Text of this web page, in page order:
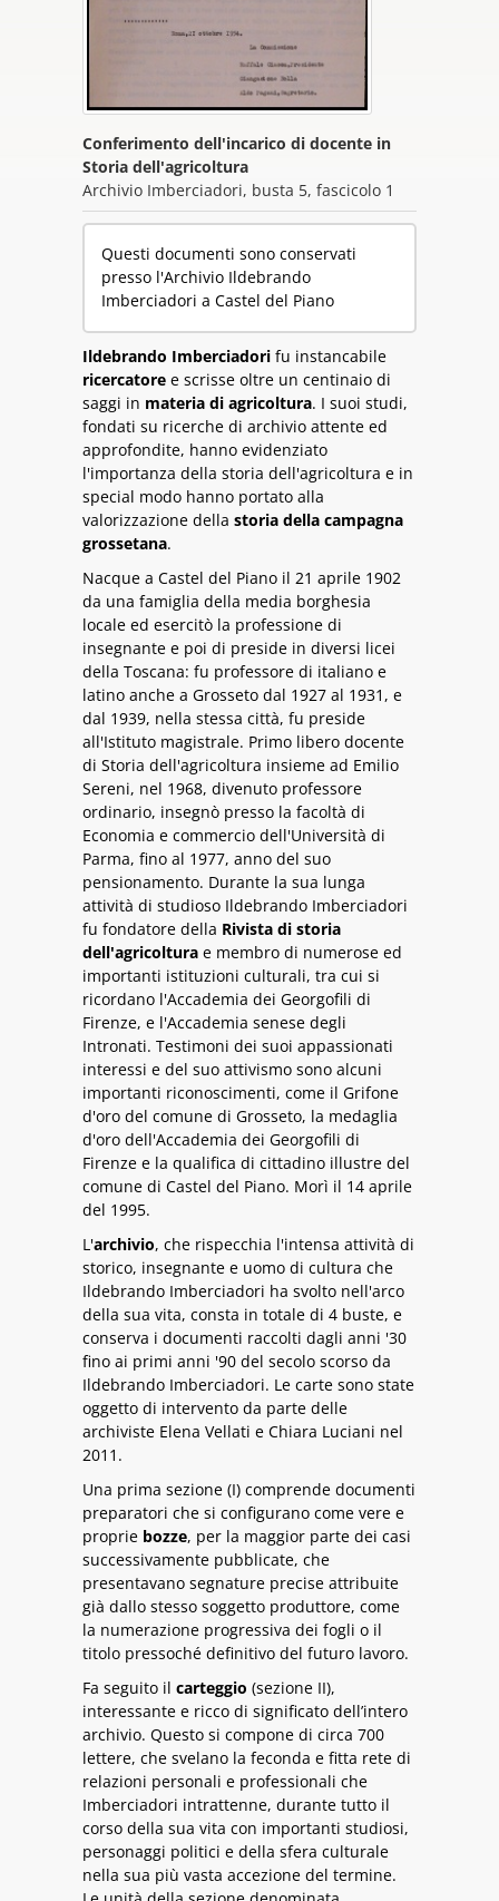
Conferimento dell'incarico di docente in
Storia dell'agricoltura
Archivio Imberciadori, busta 5, fascicolo 1
Questi documenti sono conservati
presso l'Archivio Ildebrando
Imberciadori a Castel del Piano
Ildebrando Imberciadori fu instancabile
ricercatore e scrisse oltre un centinaio di
saggi in materia di agricoltura. I suoi studi,
fondati su ricerche di archivio attente ed
approfondite, hanno evidenziato
l'importanza della storia dell'agricoltura e in
special modo hanno portato alla
valorizzazione della storia della campagna
grossetana.
Nacque a Castel del Piano il 21 aprile 1902
da una famiglia della media borghesia
locale ed esercitò la professione di
insegnante e poi di preside in diversi licei
della Toscana: fu professore di italiano e
latino anche a Grosseto dal 1927 al 1931, e
dal 1939, nella stessa città, fu preside
all'Istituto magistrale. Primo libero docente
di Storia dell'agricoltura insieme ad Emilio
Sereni, nel 1968, divenuto professore
ordinario, insegnò presso la facoltà di
Economia e commercio dell'Università di
Parma, fino al 1977, anno del suo
pensionamento. Durante la sua lunga
attività di studioso Ildebrando Imberciadori
fu fondatore della Rivista di storia
dell'agricoltura e membro di numerose ed
importanti istituzioni culturali, tra cui si
ricordano l'Accademia dei Georgofili di
Firenze, e l'Accademia senese degli
Intronati. Testimoni dei suoi appassionati
interessi e del suo attivismo sono alcuni
importanti riconoscimenti, come il Grifone
d'oro del comune di Grosseto, la medaglia
d'oro dell'Accademia dei Georgofili di
Firenze e la qualifica di cittadino illustre del
comune di Castel del Piano. Morì il 14 aprile
del 1995.
L'archivio, che rispecchia l'intensa attività di
storico, insegnante e uomo di cultura che
Ildebrando Imberciadori ha svolto nell'arco
della sua vita, consta in totale di 4 buste, e
conserva i documenti raccolti dagli anni '30
fino ai primi anni '90 del secolo scorso da
Ildebrando Imberciadori. Le carte sono state
oggetto di intervento da parte delle
archiviste Elena Vellati e Chiara Luciani nel
2011.
Una prima sezione (I) comprende documenti
preparatori che si configurano come vere e
proprie bozze, per la maggior parte dei casi
successivamente pubblicate, che
presentavano segnature precise attribuite
già dallo stesso soggetto produttore, come
la numerazione progressiva dei fogli o il
titolo pressoché definitivo del futuro lavoro.
Fa seguito il carteggio (sezione II),
interessante e ricco di significato dell’intero
archivio. Questo si compone di circa 700
lettere, che svelano la feconda e fitta rete di
relazioni personali e professionali che
Imberciadori intrattenne, durante tutto il
corso della sua vita con importanti studiosi,
personaggi politici e della sfera culturale
nella sua più vasta accezione del termine.